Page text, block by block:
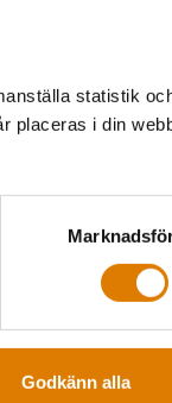
statistik
placeras i din
Godkänn alla